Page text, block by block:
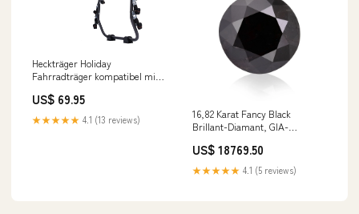
Heckträger Holiday
Fahrradträger kompatibel mit
16 Weiss320
US$ 69.95
★★★★★ 4.1 (13 reviews)
16,82 Karat Fancy Black
Brillant-Diamant, GIA-
US$ 18769.50
★★★★★ 4.1 (5 reviews)